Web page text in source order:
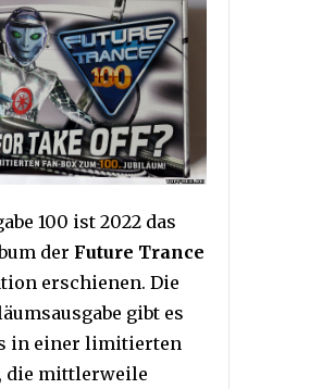
100 ist 2022 das
der Future Trance
erschienen. Die
gibt es
in einer limitierten
die mittlerweile